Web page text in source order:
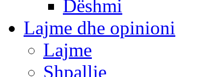
Dëshmi
Lajme dhe opinioni
Lajme
Shpallje